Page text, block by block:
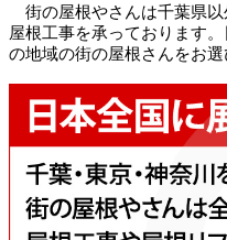
街の屋根やさんは千葉県
屋根工事を承っております
の地域の街の屋根さんをお選